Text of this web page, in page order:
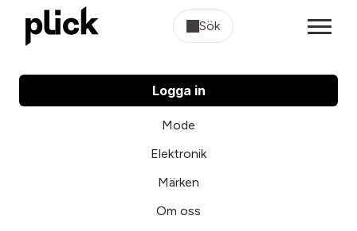
Sök
Logga in
Mode
Elektronik
Märken
Om oss